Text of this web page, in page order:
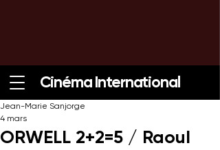
Cinéma International
ORWELL 2+2=5 / Raoul
Jean-Marie Sanjorge
4 mars